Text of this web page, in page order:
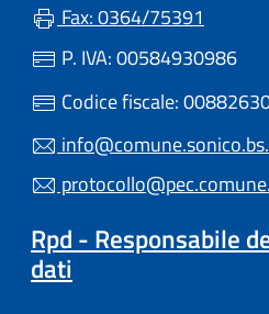
Fax: 0364/75391
P. IVA: 00584930986
Codice fiscale:
Rpd - Responsabile
dati